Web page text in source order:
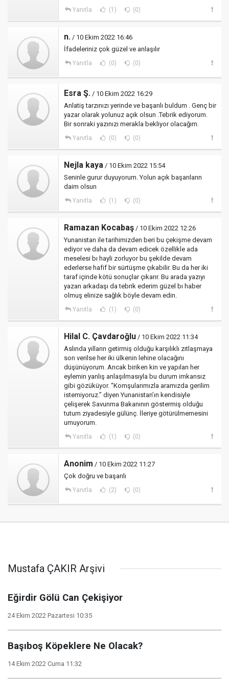
Yanıtla (1) (0)
n. / 10 Ekim 2022 16:46
İfadeleriniz çok güzel ve anlaşılır
Yanıtla (0) (0)
Esra Ş. / 10 Ekim 2022 16:29
Anlatiş tarzınızı yerinde ve başarılı buldum . Genç bir
yazar olarak yolunuz açık olsun .Tebrik ediyorum.
Bir sonraki yazınızı merakla bekliyor olacağım.
Yanıtla (0) (0)
Nejla kaya / 10 Ekim 2022 15:54
Seninle gurur duyuyorum. Yolun açık başarıların
daim olsun
Yanıtla (1) (0)
Ramazan Kocabaş / 10 Ekim 2022 12:26
Yunanistan ile tarihimizden beri bu çekişme devam
ediyor ve daha da devam edicek özellikle ada
meselesi bı hayli zorluyor bu şekilde devam
ederlerse hafif bir sürtüşme çıkabilir. Bu da her iki
taraf içinde kötü sonuçlar çıkarır. Bu arada yazıyı
yazan arkadaşı da tebrik ederim güzel bı haber
olmuş elinize sağlık böyle devam edin.
Yanıtla (1) (0)
Hilal C. Çavdaroğlu / 10 Ekim 2022 11:34
Aslında yılların getirmiş olduğu karşılıklı zıtlaşmaya
son verilse her iki ülkenin lehine olacağını
düşünüyorum. Ancak biriken kin ve yapılan her
eylemin yanlış anlaşılmasıyla bu durum imkansız
gibi gözüküyor. “Komşularımızla aramızda gerilim
istemiyoruz.” diyen Yunanistan’ın kendisiyle
çelişerek Savunma Bakanının göstermiş olduğu
tutum ziyadesiyle gülünç. İleriye götürülmemesini
umuyorum.
Yanıtla (1) (0)
Anonim / 10 Ekim 2022 11:27
Çok doğru ve başarılı
Yanıtla (2) (0)
Mustafa ÇAKIR Arşivi
Eğirdir Gölü Can Çekişiyor
24 Ekim 2022 Pazartesi 10:35
Başıboş Köpeklere Ne Olacak?
14 Ekim 2022 Cuma 11:32